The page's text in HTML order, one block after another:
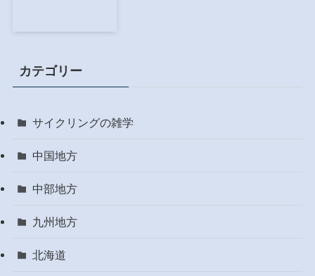
カテゴリー
サイクリングの雑学
中国地方
中部地方
九州地方
北海道